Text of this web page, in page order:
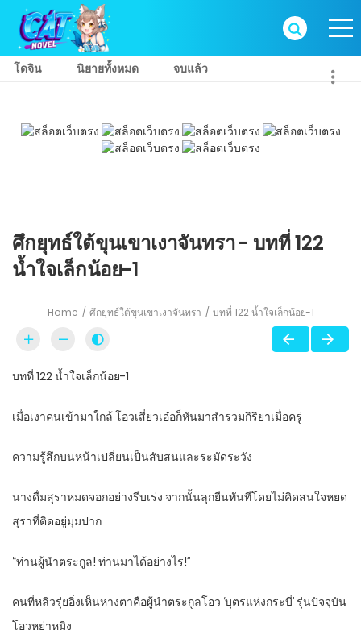
โดจิน นิยายทั้งหมด จบแล้ว
ศึกยุทธ์ใต้ขุนเขาเงาจันทรา - บทที่ 122
น้ำใจเล็กน้อย-1
Home ศึกยุทธ์ใต้ขุนเขาเงาจันทรา บทที่ 122 น้ำใจเล็กน้อย-1
บทที่ 122 น้ำใจเล็กน้อย-1
เมื่อเงาคนเข้ามาใกล้ โอวเสี่ยวเอ๋อก็หันมาสำรวมกิริยาเมื่อครู่
ความรู้สึกบนหน้าเปลี่ยนเป็นสับสนและระมัดระวัง
นางดื่มสุราหมดจอกอย่างรีบเร่ง จากนั้นลุกยืนทันทีโดยไม่คิดสนใจหยด
สุราที่ติดอยู่มุมปาก
“ท่านผู้นำตระกูล! ท่านมาได้อย่างไร!”
คนที่หลิวรุ่ยอิ่งเห็นหางตาคือผู้นำตระกูลโอว ‘บุตรแห่งกระบี่’ รุ่นปัจจุบัน
โอวหย่าหมิง